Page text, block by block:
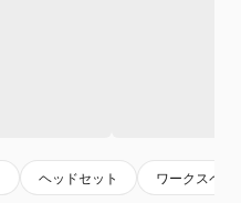
ヘッドセット ワークスペー